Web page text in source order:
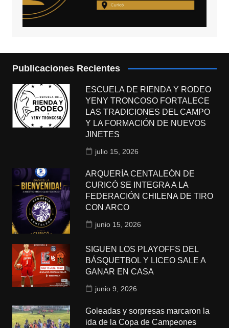
Publicaciones Recientes
ESCUELA DE RIENDA Y RODEO
YENY TRONCOSO FORTALECE
LAS TRADICIONES DEL CAMPO
Y LA FORMACIÓN DE NUEVOS
JINETES
julio 15, 2026
ARQUERÍA CENTALEÓN DE
CURICÓ SE INTEGRA A LA
FEDERACIÓN CHILENA DE TIRO
CON ARCO
junio 15, 2026
SIGUEN LOS PLAYOFFS DEL
BÁSQUETBOL Y LICEO SALE A
GANAR EN CASA
junio 9, 2026
Goleadas y sorpresas marcaron la
ida de la Copa de Campeones